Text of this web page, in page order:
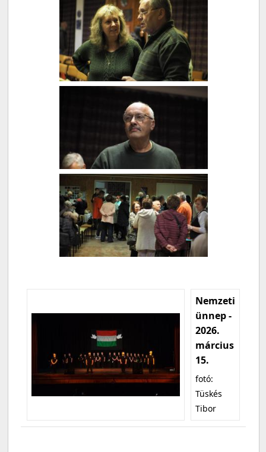
Nemzeti
ünnep -
2026.
március
15.
fotó:
Tüskés
Tibor